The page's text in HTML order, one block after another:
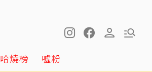
哈燒榜 噓粉